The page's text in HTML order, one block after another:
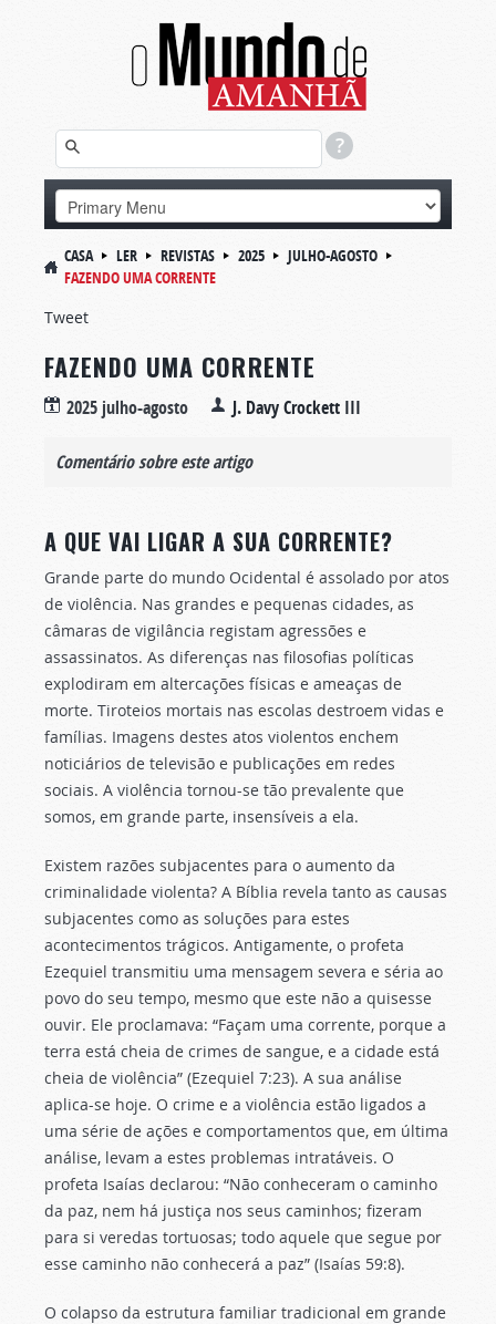
CASA LER REVISTAS 2025
JULHO-AGOSTO
FAZENDO UMA CORRENTE
Tweet
FAZENDO UMA CORRENTE
2025 julho-agosto J. Davy Crockett III
Comentário sobre este artigo
A QUE VAI LIGAR A SUA CORRENTE?
Grande parte do mundo Ocidental é assolado por atos
de violência. Nas grandes e pequenas cidades, as
câmaras de vigilância registam agressões e
assassinatos. As diferenças nas filosofias políticas
explodiram em altercações físicas e ameaças de
morte. Tiroteios mortais nas escolas destroem vidas e
famílias. Imagens destes atos violentos enchem
noticiários de televisão e publicações em redes
sociais. A violência tornou-se tão prevalente que
somos, em grande parte, insensíveis a ela.
Existem razões subjacentes para o aumento da
criminalidade violenta? A Bíblia revela tanto as causas
subjacentes como as soluções para estes
acontecimentos trágicos. Antigamente, o profeta
Ezequiel transmitiu uma mensagem severa e séria ao
povo do seu tempo, mesmo que este não a quisesse
ouvir. Ele proclamava: “Façam uma corrente, porque a
terra está cheia de crimes de sangue, e a cidade está
cheia de violência” (Ezequiel 7:23). A sua análise
aplica-se hoje. O crime e a violência estão ligados a
uma série de ações e comportamentos que, em última
análise, levam a estes problemas intratáveis. O
profeta Isaías declarou: “Não conheceram o caminho
da paz, nem há justiça nos seus caminhos; fizeram
para si veredas tortuosas; todo aquele que segue por
esse caminho não conhecerá a paz” (Isaías 59:8).
O colapso da estrutura familiar tradicional em grande